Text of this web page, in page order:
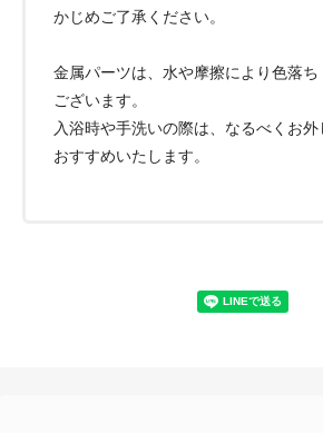
かじめご了承ください。
金属パーツは、水や摩擦により色落
ございます。
入浴時や手洗いの際は、なるべくお
おすすめいたします。